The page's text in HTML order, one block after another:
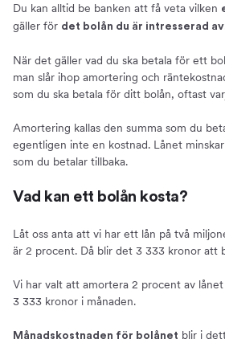
Du kan alltid be banken att få veta vilken
gäller för det bolån du är intresserad av
När det gäller vad du ska betala för ett
man slår ihop amortering och
som du ska betala för ditt bolån, oftast
Amortering kallas den summa som du
egentligen inte en kostnad. Lånet
som du betalar tillbaka.
Vad kan ett bolån kosta?
Låt oss anta att vi har ett lån på två
är 2 procent. Då blir det 3 333 kronor att
Vi har valt att amortera 2 procent av
3 333 kronor i månaden.
Månadskostnaden för bolånet blir i